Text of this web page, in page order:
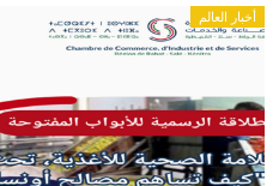
أخبار العالم